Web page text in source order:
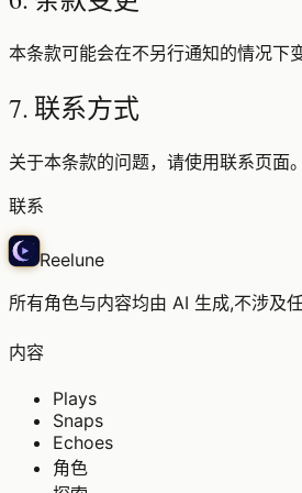
本条款可能会在不另行通知的情况下
7. 联系方式
关于本条款的问题，请使用联系页面。
联系
Reelune
所有角色与内容均由 AI 生成,不涉及
内容
Plays
Snaps
Echoes
角色